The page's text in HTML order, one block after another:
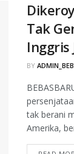
Tak
Inggris
BY
tak berani
Amerika,